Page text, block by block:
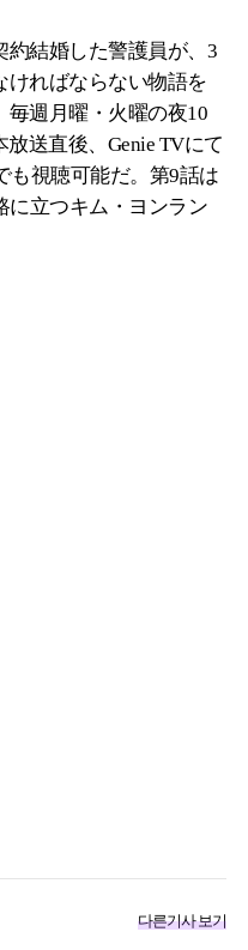
約結婚した警護員が、3
ければならない物語を
週月曜・火曜の夜10
送直後、Genie TVにて
も視聴可能だ。第9話は
に立つキム・ヨンラン
다른기사 보기